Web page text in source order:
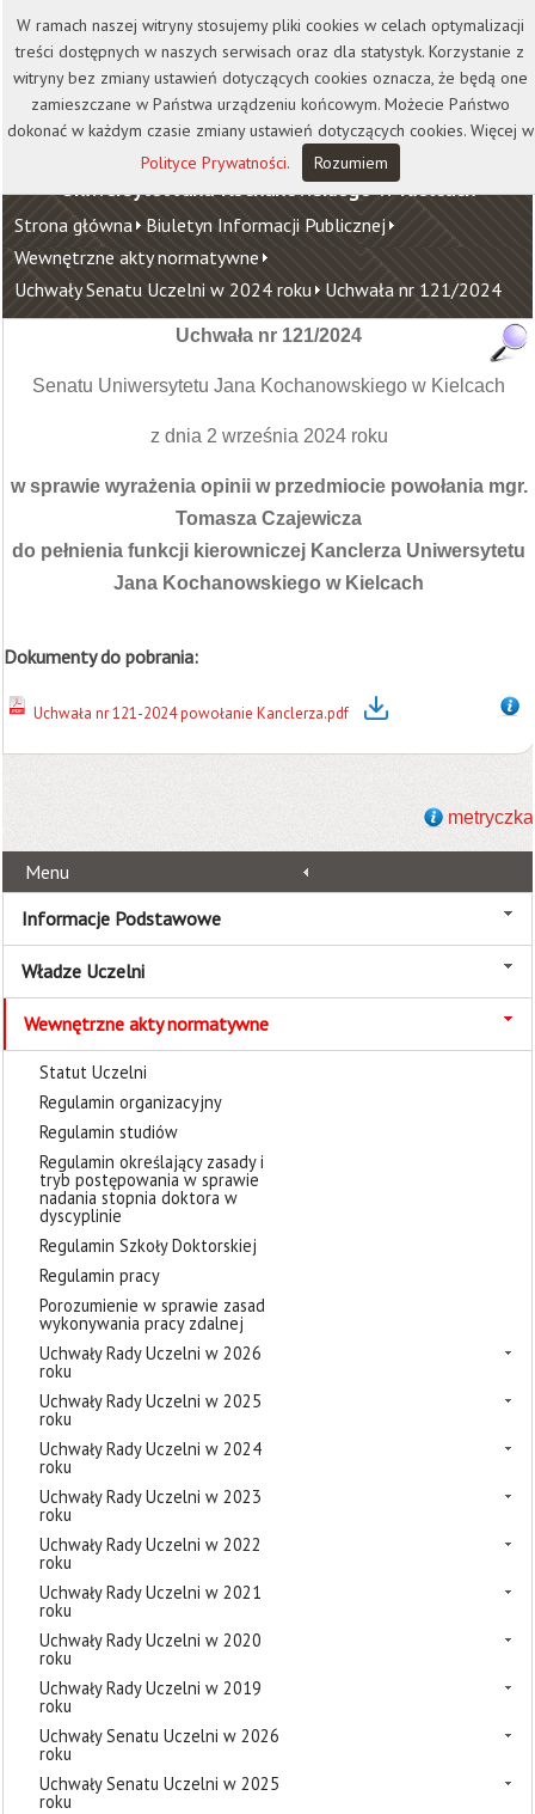
Kontakt Biblioteka
Wydawnictwo
Wirtualna Uczelnia
Uniwersytet Jana Kochanowskiego w Kielcach
Strona główna Biuletyn Informacji Publicznej
Wewnętrzne akty normatywne
Uchwały Senatu Uczelni w 2024 roku Uchwała nr 121/2024
Uchwała nr 121/2024
Senatu Uniwersytetu Jana Kochanowskiego w Kielcach
z dnia 2 września 2024 roku
w sprawie wyrażenia opinii w przedmiocie powołania mgr.
Tomasza Czajewicza
do pełnienia funkcji kierowniczej Kanclerza Uniwersytetu
Jana Kochanowskiego w Kielcach
Dokumenty do pobrania:
Uchwała nr 121-2024 powołanie Kanclerza.pdf
metryczka
Menu
Informacje Podstawowe
Władze Uczelni
Wewnętrzne akty normatywne
Statut Uczelni
Regulamin organizacyjny
Regulamin studiów
Regulamin określający zasady i
tryb postępowania w sprawie
nadania stopnia doktora w
dyscyplinie
Regulamin Szkoły Doktorskiej
Regulamin pracy
Porozumienie w sprawie zasad
wykonywania pracy zdalnej
Uchwały Rady Uczelni w 2026
roku
Uchwały Rady Uczelni w 2025
roku
Uchwały Rady Uczelni w 2024
roku
Uchwały Rady Uczelni w 2023
roku
Uchwały Rady Uczelni w 2022
roku
Uchwały Rady Uczelni w 2021
roku
Uchwały Rady Uczelni w 2020
roku
Uchwały Rady Uczelni w 2019
roku
Uchwały Senatu Uczelni w 2026
roku
Uchwały Senatu Uczelni w 2025
roku
W ramach naszej witryny stosujemy pliki cookies w celach optymalizacji
treści dostępnych w naszych serwisach oraz dla statystyk. Korzystanie z
witryny bez zmiany ustawień dotyczących cookies oznacza, że będą one
zamieszczane w Państwa urządzeniu końcowym. Możecie Państwo
dokonać w każdym czasie zmiany ustawień dotyczących cookies. Więcej w
Polityce Prywatności. Rozumiem